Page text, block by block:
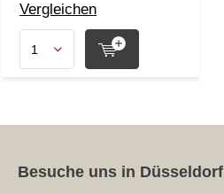
Vergleichen
Besuche uns in Düsseldorf